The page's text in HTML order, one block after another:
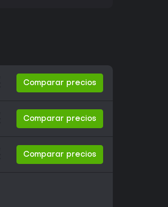
Comparar precios
Comparar precios
Comparar precios